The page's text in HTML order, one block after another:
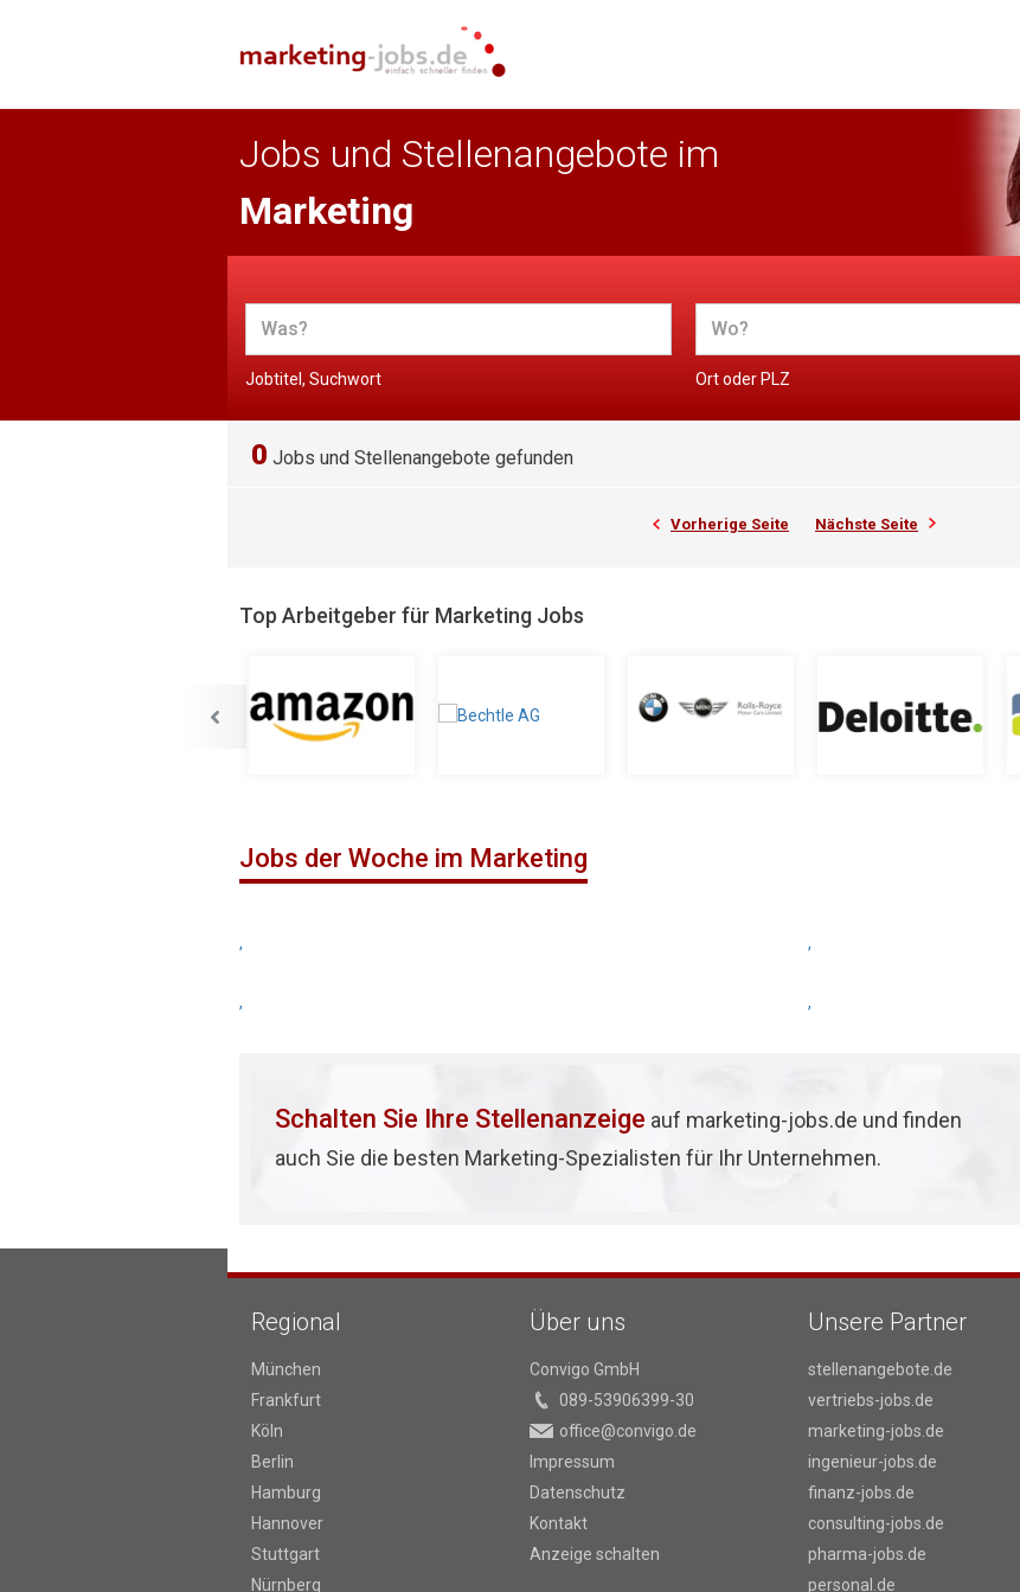
Jobs und Stellenangebote im
Marketing
Jobtitel, Suchwort Ort oder PLZ
0 Jobs und Stellenangebote gefunden
Vorherige Seite Nächste Seite
Top Arbeitgeber für Marketing Jobs
Jobs der Woche im Marketing
, ,
, ,
Schalten Sie Ihre Stellenanzeige auf marketing-jobs.de und finden
auch Sie die besten Marketing-Spezialisten für Ihr Unternehmen.
Regional
München
Frankfurt
Köln
Berlin
Hamburg
Hannover
Stuttgart
Nürnberg
Über uns
Convigo GmbH
089-53906399-30
office@convigo.de
Impressum
Datenschutz
Kontakt
Anzeige schalten
Unsere Partner
stellenangebote.de
vertriebs-jobs.de
marketing-jobs.de
ingenieur-jobs.de
finanz-jobs.de
consulting-jobs.de
pharma-jobs.de
personal.de